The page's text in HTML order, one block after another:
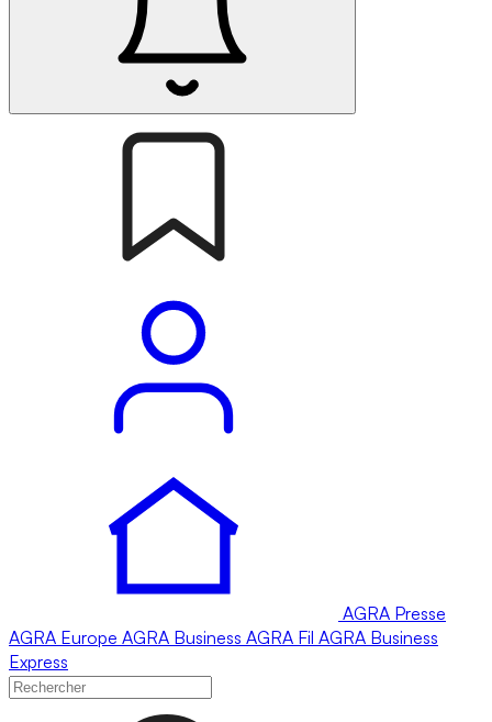
AGRA Presse
AGRA Europe AGRA Business AGRA Fil AGRA Business
Express